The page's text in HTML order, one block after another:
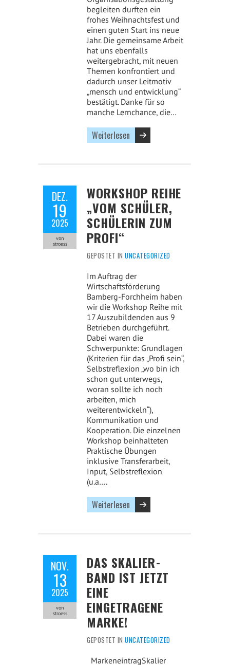
begleiten durften ein
frohes Weihnachtsfest und
einen guten Start ins neue
Jahr. Die gemeinsame Arbeit
hat uns ebenfalls
weitergebracht, mit neuen
Themen konfrontiert und
dadurch unser Leitmotiv
„mensch und entwicklung“
bestätigt. Danke für so
manche Lernchance, die…
Weiterlesen
DEZ.
19
2025
von
stroess
WORKSHOP REIHE
„VOM SCHÜLER,
SCHÜLERIN ZUM
PROFI“
GEPOSTET INUNCATEGORIZED
Im Auftrag der
Wirtschaftsförderung
Bamberg-Forchheim haben
wir die Workshop Reihe mit
17 Auszubildenden aus 9
Betrieben durchgeführt.
Dabei waren die
Schwerpunkte: Grundlagen
(Kriterien für das „Profi sein“,
Selbstreflexion „wo bin ich
schon gut unterwegs,
woran sollte ich noch
arbeiten, mich
weiterentwickeln“),
Kommunikation und
Kooperation. Die einzelnen
Workshop beinhalteten
Praktische Übungen
inklusive Transferarbeit,
Input, Selbstreflexion
(u.a….
Weiterlesen
NOV.
13
2025
von
stroess
DAS SKALIER-
BAND IST JETZT
EINE
EINGETRAGENE
MARKE!
GEPOSTET INUNCATEGORIZED
MarkeneintragSkalier